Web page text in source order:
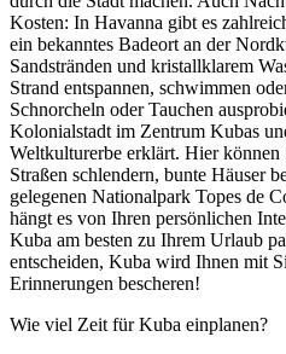
Kosten: In Havanna gibt es
ein bekanntes Badeort an der
Sandstränden und kristallklarem
Strand entspannen, schwimmen
Schnorcheln oder Tauchen
Kolonialstadt im Zentrum Kubas
Weltkulturerbe erklärt. Hier können
Straßen schlendern, bunte Häuser
gelegenen Nationalpark Topes de
hängt es von Ihren persönlichen
Kuba am besten zu Ihrem Urlaub
entscheiden, Kuba wird Ihnen mit
Erinnerungen bescheren!
Wie viel Zeit für Kuba einplanen?